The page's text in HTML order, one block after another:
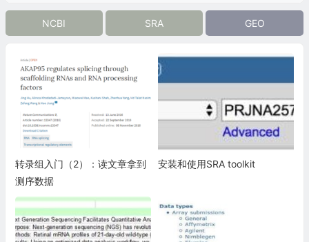
NCBI SRA GEO
转录组入门（2）：读文章拿到
测序数据
安装和使用SRA toolkit